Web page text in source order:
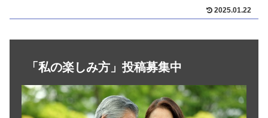
ん。気分転換に他の趣味を持つのも手で
ためにも他に趣味を持つことにしていま
2025.01.22
「私の楽しみ方」投稿募集中